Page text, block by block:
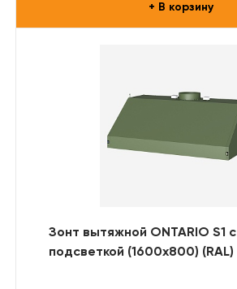
+ В корзину
Зонт вытяжной ONTARIO S1 с
подсветкой (1600x800) (RAL)